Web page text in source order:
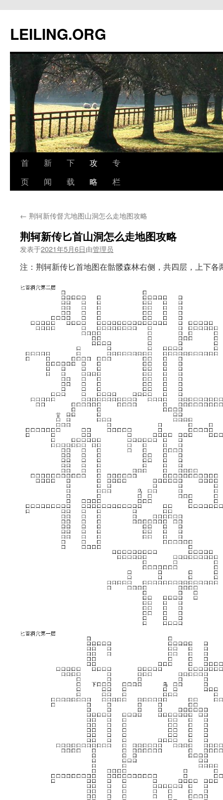
文
LEILING.ORG
首
页
新
闻
下
载
攻
略
专
栏
← 荆轲新传督亢地图山洞怎么走地图攻略
荆轲新传匕首山洞怎么走地图攻略
发表于2021年5月6日由管理员
注：荆轲新传匕首地图在骷髅森林右侧，共四层，上下各